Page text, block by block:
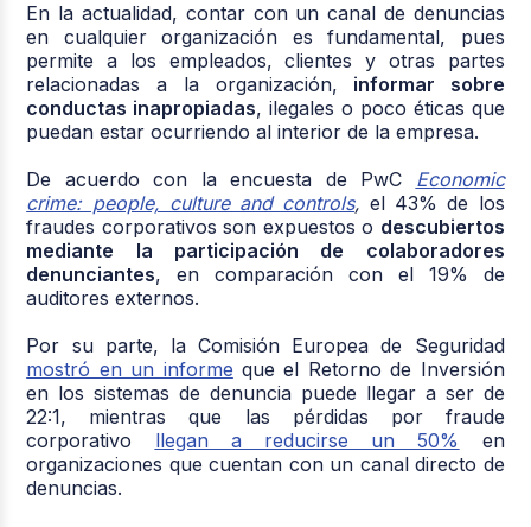
En la actualidad, contar con un canal de denuncias
en cualquier organización es fundamental, pues
permite a los empleados, clientes y otras partes
relacionadas a la organización, informar sobre
conductas inapropiadas, ilegales o poco éticas que
puedan estar ocurriendo al interior de la empresa.
De acuerdo con la encuesta de PwC Economic
crime: people, culture and controls,el 43% de los
fraudes corporativos son expuestos o descubiertos
mediante la participación de colaboradores
denunciantes, en comparación con el 19% de
auditores externos.
Por su parte, la Comisión Europea de Seguridad
mostró en un informe que el Retorno de Inversión
en los sistemas de denuncia puede llegar a ser de
22:1, mientras que las pérdidas por fraude
corporativo llegan a reducirse un 50%
en
organizaciones que cuentan con un canal directo de
denuncias.